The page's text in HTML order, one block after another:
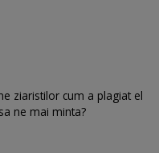
ziaristilor cum a plagiat el
ne mai minta?